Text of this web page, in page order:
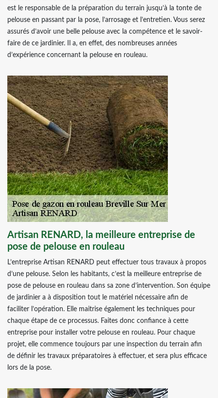
est le responsable de la préparation du terrain jusqu’à la tonte de
pelouse en passant par la pose, l’arrosage et l’entretien. Vous serez
assurés d’avoir une belle pelouse avec la compétence et le savoir-
faire de ce jardinier. Il a, en effet, des nombreuses années
d’expérience concernant la pelouse en rouleau.
Artisan RENARD, la meilleure entreprise de
pose de pelouse en rouleau
L’entreprise Artisan RENARD peut effectuer tous travaux à propos
d’une pelouse. Selon les habitants, c’est la meilleure entreprise de
pose de pelouse en rouleau dans sa zone d’intervention. Son équipe
de jardinier a à disposition tout le matériel nécessaire afin de
faciliter l’opération. Elle maitrise également les techniques pour
chaque étape de ce processus. Faites donc confiance à cette
entreprise pour installer votre pelouse en rouleau. Pour chaque
projet, elle commence toujours par une inspection du terrain afin
de définir les travaux préparatoires à effectuer, et sera plus efficace
lors de la pose.